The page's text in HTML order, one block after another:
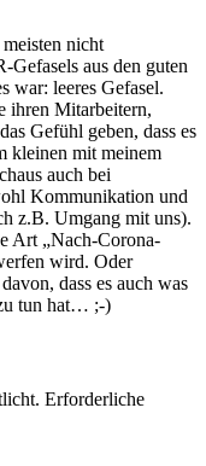
nicht
Gefasels aus den guten
war: leeres Gefasel.
ihren Mitarbeitern,
Gefühl geben, dass es
kleinen mit meinem
auch bei
Kommunikation und
z.B. Umgang mit uns).
Art „Nach-Corona-
wird. Oder
dass es auch was
tun hat… ;-)
Erforderliche